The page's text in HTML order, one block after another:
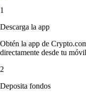
1
Descarga la app
Obtén la app de
directamente desde tu
2
Deposita fondos